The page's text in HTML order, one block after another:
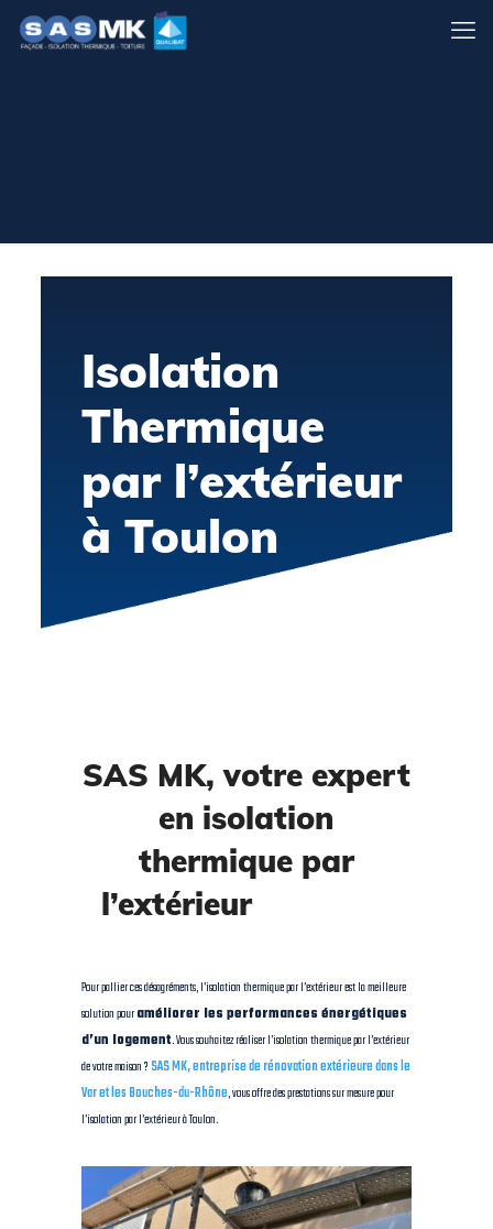
Isolation
Thermique
par l’extérieur
à Toulon
SAS MK, votre expert
en isolation
thermique par
l’extérieur
Pour pallier ces désagréments, l’isolation thermique par l’extérieur est la meilleure
solution pouraméliorer les performances énergétiques
d’un logement. Vous souhaitez réaliser l’isolation thermique par l’extérieur
de votre maison ? SAS MK, entreprise de rénovation extérieure dans le
Var et les Bouches-du-Rhône, vous offre des prestations sur mesure pour
l’isolation par l’extérieur à Toulon.